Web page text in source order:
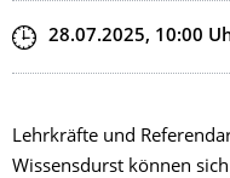
Zeit
28.07.2025, 10:00
Lehrkräfte und
Wissensdurst können